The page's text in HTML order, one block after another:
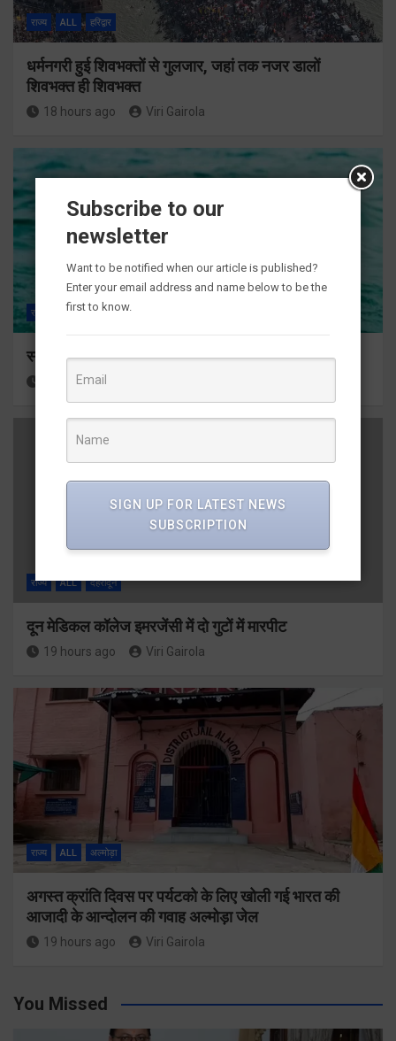
राज्य ALL हरिद्वार
धर्मनगरी हुई शिवभक्तों से गुलजार, जहां तक नजर डालों
शिवभक्त ही शिवभक्त
18 hours ago Viri Gairola
राज्य ALL हरिद्वार
स्नान के दौरान कांवडिया तेज बहाव की चपेट में आकर बहा
18 hours ago
राज्य ALL देहरादून
दून मेडिकल कॉलेज इमरजेंसी में दो गुटों में मारपीट
19 hours ago Viri Gairola
राज्य ALL अल्मोड़ा
अगस्त क्रांति दिवस पर पर्यटको के लिए खोली गई भारत की
आजादी के आन्दोलन की गवाह अल्मोड़ा जेल
19 hours ago Viri Gairola
You Missed
Subscribe to our
newsletter
Want to be notified when our article is published?
Enter your email address and name below to be the
first to know.
SIGN UP FOR LATEST NEWS
SUBSCRIPTION